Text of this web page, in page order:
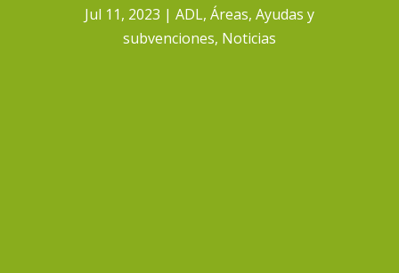
Jul 11, 2023 ADL, Áreas, Ayudas y
subvenciones, Noticias